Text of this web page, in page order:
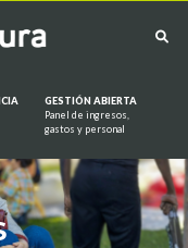
GESTIÓN ABIERTA
Panel de ingresos,
gastos y personal